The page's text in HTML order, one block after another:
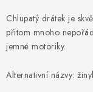
Hodnocení obchodu
Podmínky ochrany
Chlupatý drátek je
přitom mnoho
jemné motoriky.
Alternativní názvy: